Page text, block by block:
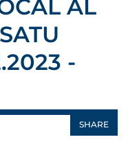
AL
-
SHARE